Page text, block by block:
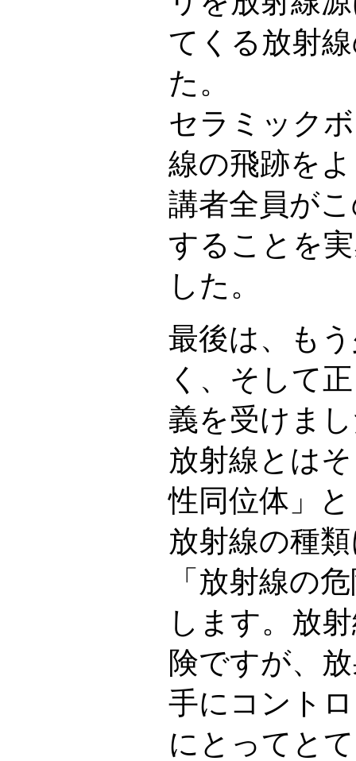
てくる放射
た。
セラミック
線の飛跡を
講者全員が
することを
した。
最後は、も
く、そして
義を受けま
放射線とは
性同位体」
放射線の種
「放射線の
します。放
険ですが、
手にコント
にとってと